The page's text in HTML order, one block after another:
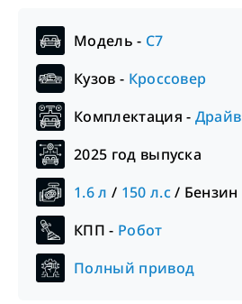
Модель - C7
Кузов - Кроссовер
Комплектация - Драйв
2025 год выпуска
1.6л / 150 л.с/ Бензин
КПП - Робот
Полный привод